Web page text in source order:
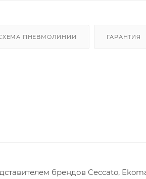
ПНЕВМОЛИНИИ ГАРАНТИЯ
брендов Ceccato,